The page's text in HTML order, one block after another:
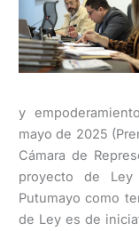
y
mayo de 2025
Cámara de
proyecto de
Putumayo como
de Ley es de